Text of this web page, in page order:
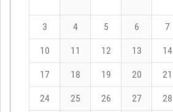
3 4 5 6 7
10 11 12 13 14
17 18 19 20 21
24 25 26 27 28